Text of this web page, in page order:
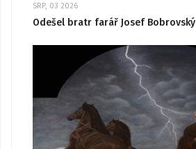
SRP, 03 2026
Odešel bratr farář Josef Bobrovský